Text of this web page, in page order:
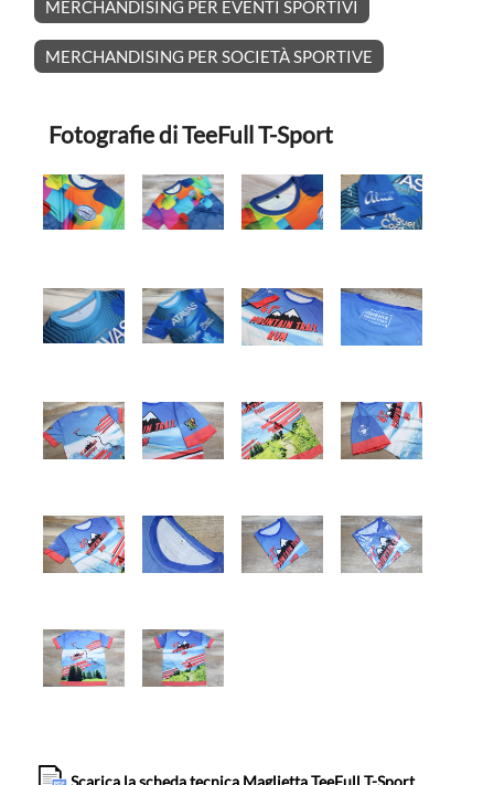
MERCHANDISING PER EVENTI SPORTIVI
MERCHANDISING PER SOCIETÀ SPORTIVE
Fotografie di TeeFull T-Sport
Scarica la scheda tecnica Maglietta TeeFull T-Sport